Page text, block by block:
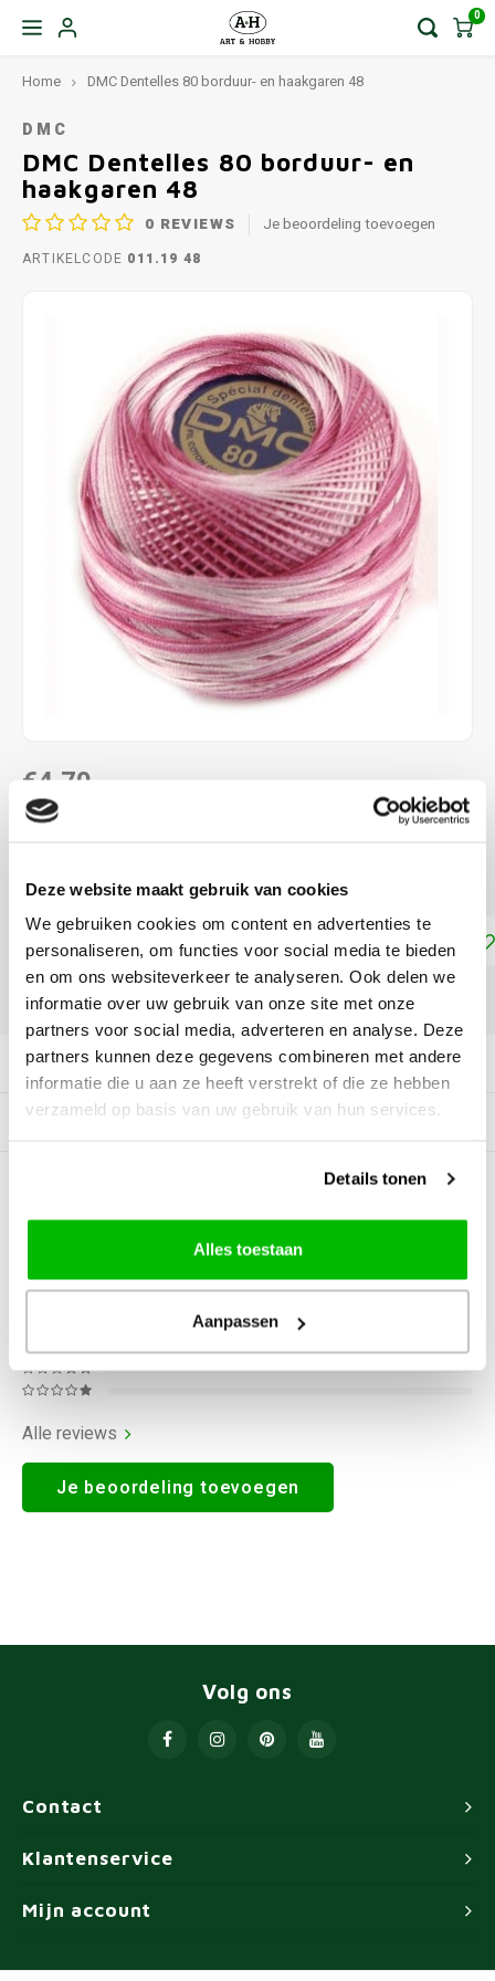
Deze website maakt gebruik van cookies
We gebruiken cookies om content en advertenties te
personaliseren, om functies voor social media te bieden
en om ons websiteverkeer te analyseren. Ook delen we
informatie over uw gebruik van onze site met onze
partners voor social media, adverteren en analyse. Deze
partners kunnen deze gegevens combineren met andere
informatie die u aan ze heeft verstrekt of die ze hebben
verzameld op basis van uw gebruik van hun services.
Details tonen
Alles toestaan
Aanpassen
0
Home DMC Dentelles 80 borduur- en haakgaren 48
DMC
DMC Dentelles 80 borduur- en
haakgaren 48
0 REVIEWS Je beoordeling toevoegen
ARTIKELCODE 011.19 48
€4,70
DIRECT LEVERBAAR
Dmc Frivolité 80 Lees meer
Toevoegen aan winkelwagen
DELEN:
Productomschrijving
Gerelateerde producten
BEOORDELINGEN
Alle reviews
Je beoordeling toevoegen
Contact
Volg ons
Klantenservice
Mijn account